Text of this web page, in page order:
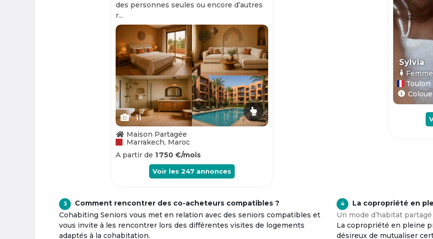
des personnes seules ou encore d’autres
r...
Slide 1 of 11
11
Maison Partagée
Marrakech, Maroc
A partir de 1 750 €/mois
Voir les 247 annonces
Sylvia
Femme
Toulon
3
Comment rencontrer des co-acheteurs compatibles ?
Cohabiting Seniors vous met en relation avec des seniors compatibles et
vous invite à les rencontrer lors des différentes visites de logements
adaptés à la cohabitation.
4
La copropriété en
Un mode d’habitat
La copropriété en pleine
désireux de mutualiser